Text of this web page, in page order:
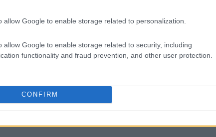
allow Google to enable storage related to personalization.
allow Google to enable storage related to security, including
functionality and fraud prevention, and other user protection.
CONFIRM
μειωμένες σε ετήσια
τα επίπεδα από μια ανοδική τάση
από αυξημένα μισθολογικά